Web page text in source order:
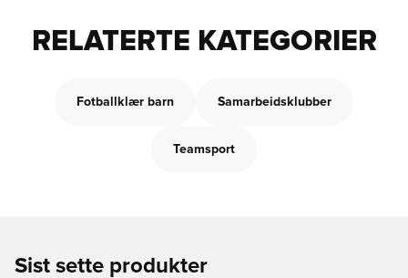
RELATERTE KATEGORIER
Fotballklær barn Samarbeidsklubber
Teamsport
Sist sette produkter